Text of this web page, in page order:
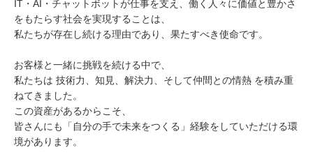
IT・AI・チャットボットが仕事を支え、働く人々に価値と豊かさ
をもたらす社会を実現することは、
私たちが存在し続ける理由であり、果たすべき使命です。
お客様と一緒に挑戦を続ける中で、
私たちは 技術力、知見、解決力、そして仲間との情熱 を積み重
ねてきました。
この資産があるからこそ、
皆さんにも「自分の手で未来をつくる」経験をしていただける環
境があります。